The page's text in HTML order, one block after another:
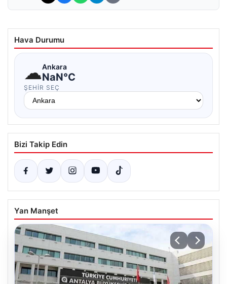
Hava Durumu
☁Ankara
NaN°C
ŞEHIR SEÇ
Bizi Takip Edin
Yan Manşet